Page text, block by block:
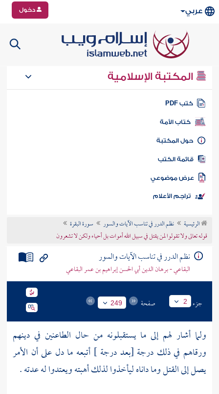
عربي دخول
المكتبة الإسلامية
كتب PDF
كتاب الأمة
المكتبة
الكتب
موضوعي
تراجم الأعلام
الرئيسية نظم الدرر في تناسب الآيات والسور
سورة البقرة
قوله تعالى ولا تقولوا لمن يقتل في سبيل الله أموات بل أحياء ولكن لا تشعرون
نظم الدرر في تناسب الآيات والسور
البقاعي - برهان الدين أبي الحسن إبراهيم بن عمر البقاعي
جزء 2 صفحة 249
ولما أشار لهم إلى ما يستقبلونه من حال الطاعنين في دينهم
ورقاهم في ذلك درجة [بعد درجة ] أتبعه ما دل على أن الأمر
يصل إلى القتل وما داناه ليأخذوا لذلك أهبته ويعتدوا له عدته .